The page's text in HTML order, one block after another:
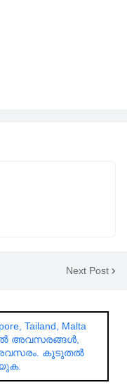
Next Post
Tailand, Malta
അവസരങ്ങൾ,
കൂടുതൽ